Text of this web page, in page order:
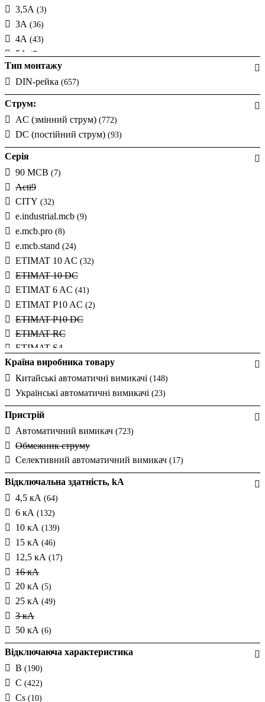
3,5А (3)
3А (36)
4А (43)
5А (7)
6А(58)
7А(2)
8А
12А
13А
15А
16А(67)
20А(66)
25А(68)
30А
32А(67)
35А(3)
40А(69)
50А(61)
60А
63А(66)
80А(12)
100А(10)
125А (4)
0.5А
28А
36А
45А
55А
70А
75А
83А
Тип монтажу
DIN-рейка (657)
Струм:
AC (змінний струм) (772)
DC (постійний струм) (93)
Серія
90 MCB (7)
Acti9
CITY (32)
e.industrial.mcb (9)
e.mcb.pro (8)
e.mcb.stand (24)
ETIMAT 10 AC (32)
ETIMAT 10 DC
ETIMAT 6 AC (41)
ETIMAT P10 AC (2)
ETIMAT P10 DC
ETIMAT RC
ETIMAT S4
Ex9B125(27)
Ex9B40J(22)
Ex9BH(45)
Ex9BN(45)
Ex9BP
Ex9BP-JX(+)(26)
Ex9BS
Ex9PN-N
FAZ(91)
FAZ-DC
FAZ-HS
FAZ-PN
FAZ-T
HGD
iC60H(32)
iC60L
iC60N
IK60N
Країна виробника товару
Китайські автоматичні вимикачі (148)
Українські автоматичні вимикачі (23)
Пристрій
Автоматичний вимикач (723)
Обмежник струму
Селективний автоматичний вимикач (17)
Відключальна здатність, kA
4,5 кА (64)
6 кА (132)
10 кА (139)
15 кА (46)
12,5 кА (17)
16 кА
20 кА (5)
25 кА (49)
3 кА
50 кА (6)
Відключаюча характеристика
B (190)
C (422)
Cs (10)